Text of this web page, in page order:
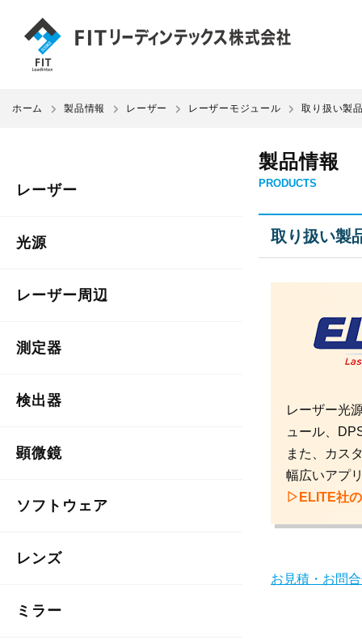
ホーム 製品情報 レーザー レーザーモジュール 取り扱い製
レーザー
光源
レーザー周辺
測定器
検出器
顕微鏡
ソフトウェア
レンズ
ミラー
製品情報
PRODUCTS
取り扱い
レーザー光
ュール、
また、カス
幅広いアプ
▷ELITE社
お見積・お問